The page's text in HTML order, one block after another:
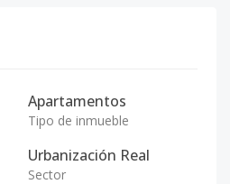
Apartamentos
Tipo de inmueble
Urbanización Real
Sector